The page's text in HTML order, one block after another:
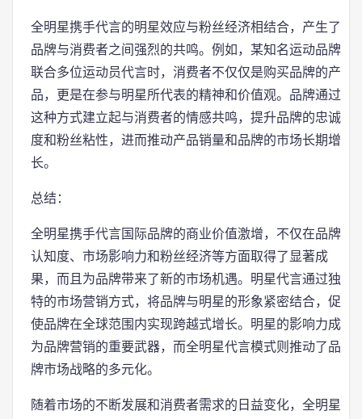
全明星携手代言的明星效应与粉丝经济相结合，产生了
品牌与消费者之间强烈的共鸣。例如，某知名运动品牌
联合多位运动员代言时，消费者不仅仅是购买品牌的产
品，更是在参与明星所代表的精神和价值观。品牌通过
这种方式建立起与消费者的情感共鸣，提升品牌的忠诚
度和粉丝粘性，进而推动产品销量和品牌的市场长期增
长。
总结：
全明星携手代言国际品牌的商业价值激增，不仅在品牌
认知度、市场影响力和粉丝经济等方面取得了显著成
果，而且为品牌带来了新的市场机遇。明星代言通过独
特的市场营销方式，将品牌与明星的形象紧密结合，促
使品牌在全球范围内实现跨越式增长。明星的影响力成
为品牌营销的重要武器，而全明星代言模式则推动了品
牌市场战略的多元化。
随着市场的不断发展和消费者需求的日益变化，全明星